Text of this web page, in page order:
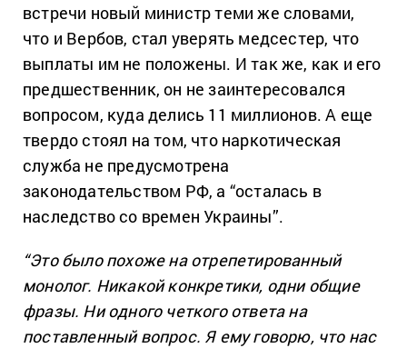
встречи новый министр теми же словами,
что и Вербов, стал уверять медсестер, что
выплаты им не положены. И так же, как и его
предшественник, он не заинтересовался
вопросом, куда делись 11 миллионов. А еще
твердо стоял на том, что наркотическая
служба не предусмотрена
законодательством РФ, а “осталась в
наследство со времен Украины”.
“Это было похоже на отрепетированный
монолог. Никакой конкретики, одни общие
фразы. Ни одного четкого ответа на
поставленный вопрос. Я ему говорю, что нас